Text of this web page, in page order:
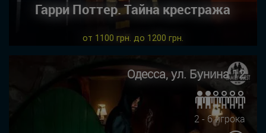
Гарри Поттер. Тайна крестража
от 1100 грн. до 1200 грн.
Одесса, ул. Бунина 12
2 - 6 игрока